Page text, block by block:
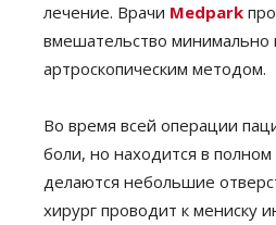
лечение. Врачи Medpark
вмешательство минимально
артроскопическим методом.
Во время всей операции
боли, но находится в
делаются небольшие
хирург проводит к мениску